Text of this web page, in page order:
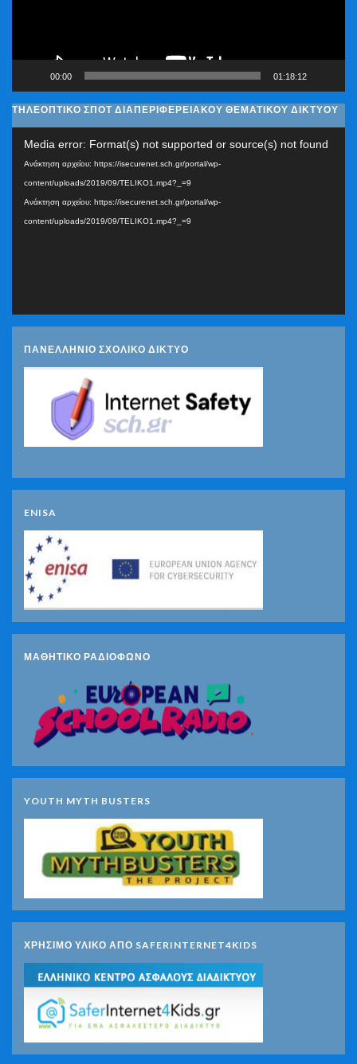
00:00 01:18:12
ΤΗΛΕΟΠΤΙΚΟ ΣΠΟΤ ΔΙΑΠΕΡΙΦΕΡΕΙΑΚΟΥ ΘΕΜΑΤΙΚΟΥ ΔΙΚΤΥΟΥ
Media error: Format(s) not supported or source(s) not found
Ανάκτηση αρχείου: https://isecurenet.sch.gr/portal/wp-
content/uploads/2019/09/TELIKO1.mp4?_=9
Ανάκτηση αρχείου: https://isecurenet.sch.gr/portal/wp-
content/uploads/2019/09/TELIKO1.mp4?_=9
ΠΑΝΕΛΛΗΝΙΟ ΣΧΟΛΙΚΟ ΔΙΚΤΥΟ
ENISA
ΜΑΘΗΤΙΚΟ ΡΑΔΙΟΦΩΝΟ
YOUTH MYTH BUSTERS
ΧΡΗΣΙΜΟ ΥΛΙΚΟ ΑΠΟ SAFERINTERNET4KIDS